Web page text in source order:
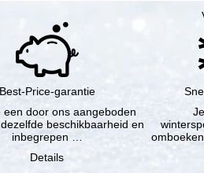
Best-Price-garantie
een door ons aangeboden
beschikbaarheid en
inbegrepen …
Details